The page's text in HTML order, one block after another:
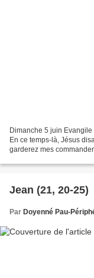
Dimanche 5 juin
En ce temps-là, Jésus
garderez mes
Jean (21, 20-25)
Par Doyenné Pau-